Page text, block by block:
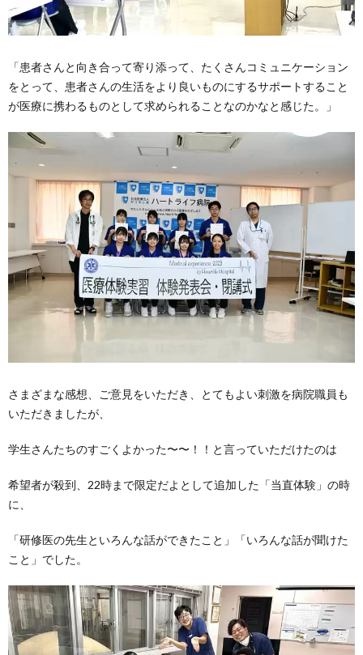
「患者さんと向き合って寄り添って、たくさんコミュニケーション
をとって、患者さんの生活をより良いものにするサポートすること
が医療に携わるものとして求められることなのかなと感じた。
」
さまざまな感想、ご意見をいただき、とてもよい刺激を病院職員も
いただきましたが、
学生さんたちのすごくよかった〜〜！！と言っていただけたのは
希望者が殺到、22時まで限定だよとして追加した「当直体験」の時
に、
「研修医の先生といろんな話ができたこと」「いろんな話が聞けた
こと」でした。